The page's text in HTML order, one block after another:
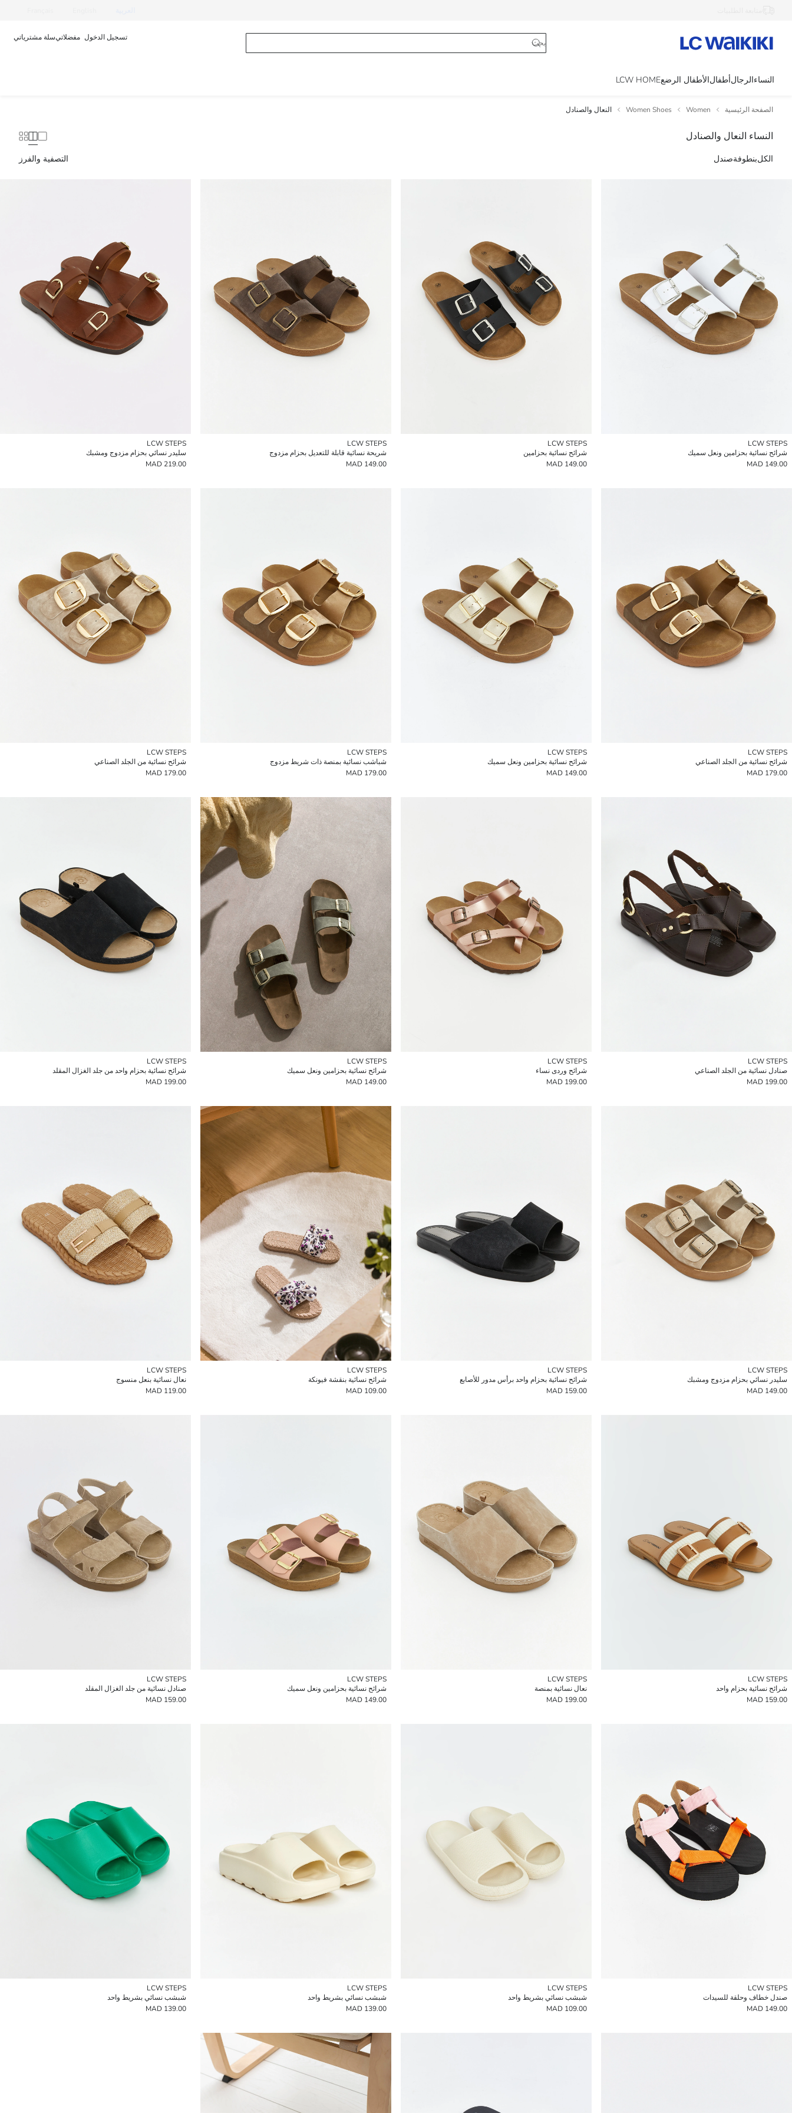
تسجيل الدخول مفضلاتيسلة مشترياتي
النساءالرجالأطفالالأطفال الرضعLCW HOME
الصفحة الرئيسية Women
Women Shoes النعال والصنادل
النساء النعال والصنادل
الكلبنطوفةصندل التصفية والفرز
LCW STEPS
شرائح نسائية بحزامين ونعل سميك
149.00 MAD
LCW STEPS
شرائح نسائية بحزامين
149.00 MAD
LCW STEPS
شريحة نسائية قابلة للتعديل بحزام مزدوج
149.00 MAD
LCW STEPS
سليدر نسائي بحزام مزدوج ومشبك
219.00 MAD
LCW STEPS
شرائح نسائية من الجلد الصناعي
179.00 MAD
LCW STEPS
شرائح نسائية بحزامين ونعل سميك
149.00 MAD
LCW STEPS
شباشب نسائية بمنصة ذات شريط مزدوج
179.00 MAD
LCW STEPS
شرائح نسائية من الجلد الصناعي
179.00 MAD
LCW STEPS
صنادل نسائية من الجلد الصناعي
199.00 MAD
LCW STEPS
شرائح وردى نساء
199.00 MAD
LCW STEPS
شرائح نسائية بحزامين ونعل سميك
149.00 MAD
LCW STEPS
شرائح نسائية بحزام واحد من جلد الغزال المقلد
199.00 MAD
LCW STEPS
سليدر نسائي بحزام مزدوج ومشبك
149.00 MAD
LCW STEPS
شرائح نسائية بحزام واحد برأس مدور للأصابع
159.00 MAD
LCW STEPS
شرائح نسائية بنقشة فيونكة
109.00 MAD
LCW STEPS
نعال نسائية بنعل منسوج
119.00 MAD
LCW STEPS
شرائح نسائية بحزام واحد
159.00 MAD
LCW STEPS
نعال نسائية بمنصة
199.00 MAD
LCW STEPS
شرائح نسائية بحزامين ونعل سميك
149.00 MAD
LCW STEPS
صنادل نسائية من جلد الغزال المقلد
159.00 MAD
LCW STEPS
صندل خطاف وحلقة للسيدات
149.00 MAD
LCW STEPS
شبشب نسائي بشريط واحد
109.00 MAD
LCW STEPS
شبشب نسائي بشريط واحد
139.00 MAD
LCW STEPS
شبشب نسائي بشريط واحد
139.00 MAD